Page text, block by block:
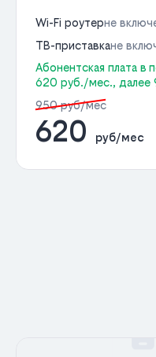
Wi-Fi роутерне
ТВ-приставкане
Абонентская плата в
620 руб./мес., далее
950 руб/мес
620 руб/мес